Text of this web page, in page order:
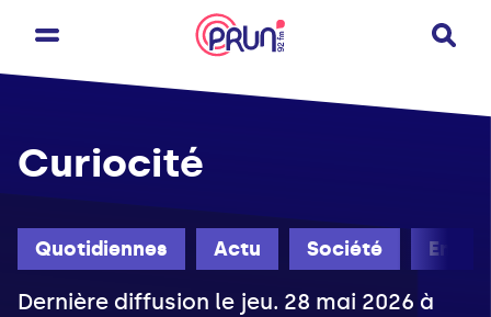
Quotidiennes Actu Société
Curiocité
Dernière diffusion le jeu. 28 mai 2026 à